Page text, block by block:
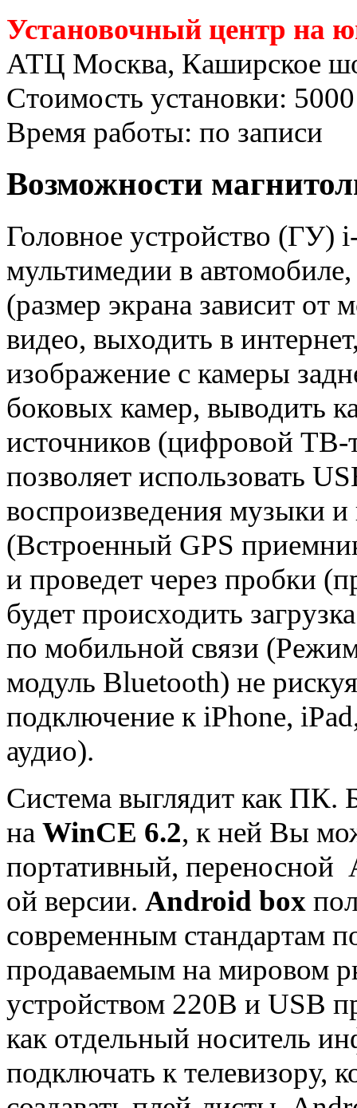
Установочный центр на
АТЦ Москва, Каширское
Стоимость установки:
Время работы: по записи
Возможности
Головное устройство (ГУ)
мультимедии в
(размер экрана зависит от
видео, выходить в
изображение с камеры
боковых камер, выводить
источников (цифровой
позволяет использовать
воспроизведения
(Встроенный GPS
и проведет через пробки
будет происходить
по мобильной связи
модуль Bluetooth) не
подключение к iPhone,
аудио).
Система выглядит как ПК.
на WinCE 6.2, к ней Вы
портативный,
ой версии. Android box
современным стандартам
продаваемым на мировом
устройством 220В и USB
как отдельный носитель
подключать к телевизору,